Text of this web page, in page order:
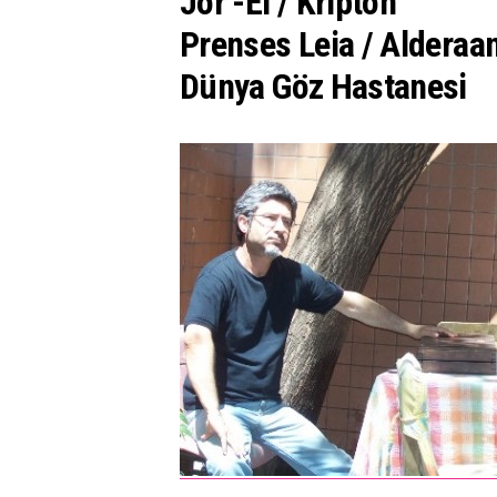
Prenses Leia /
Dünya Göz Hastanesi